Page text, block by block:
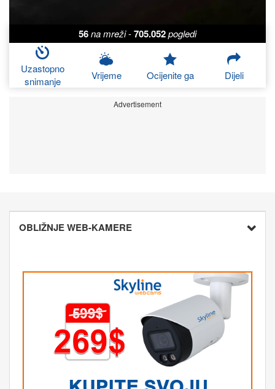
56na mreži-705.052pogledi
Uzastopno
snimanje
Vrijeme Ocijenite ga Dijeli
Advertisement
OBLIŽNJE WEB-KAMERE